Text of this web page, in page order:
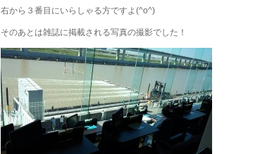
右から３番目にいらしゃる方ですよ(^o^)
そのあとは雑誌に掲載される写真の撮影でした！